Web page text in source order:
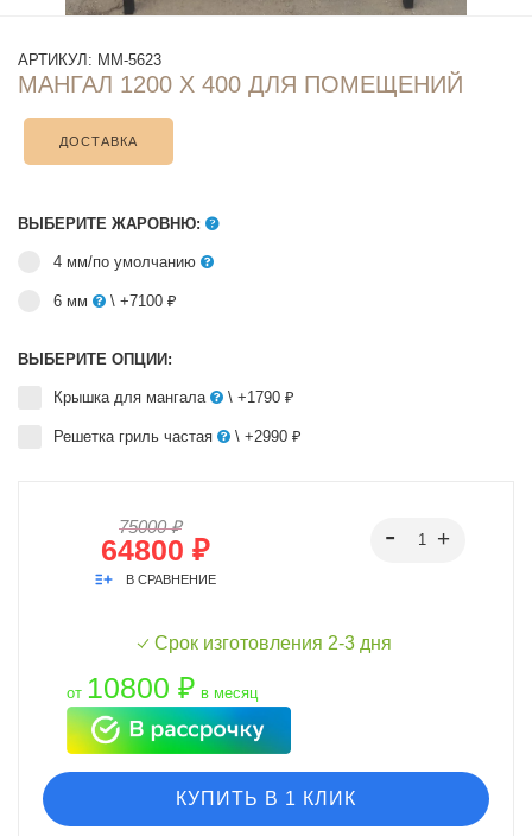
АРТИКУЛ: ММ-5623
МАНГАЛ 1200 Х 400 ДЛЯ ПОМЕЩЕНИЙ
ДОСТАВКА
ВЫБЕРИТЕ ЖАРОВНЮ:
4 мм/по умолчанию
6 мм \ +7100 ₽
ВЫБЕРИТЕ ОПЦИИ:
Крышка для мангала \ +1790 ₽
Решетка гриль частая \ +2990 ₽
75000 ₽
64800 ₽
В СРАВНЕНИЕ
Срок изготовления 2-3 дня
от 10800 ₽ в месяц
КУПИТЬ В 1 КЛИК